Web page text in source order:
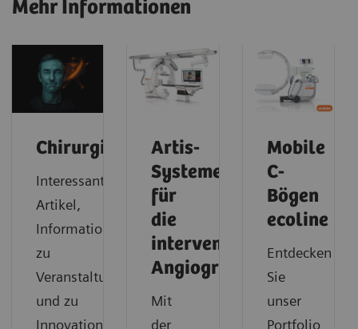
Mehr Informationen
Chirurgie
Interessante
Artikel,
Informationen
zu
Veranstaltungen
und zu
Innovationen
Artis-
Systeme
für
die
interventionelle
Angiographie
Mit
der
Mobile
C-
Bögen
ecoline
Entdecken
Sie
unser
Portfolio